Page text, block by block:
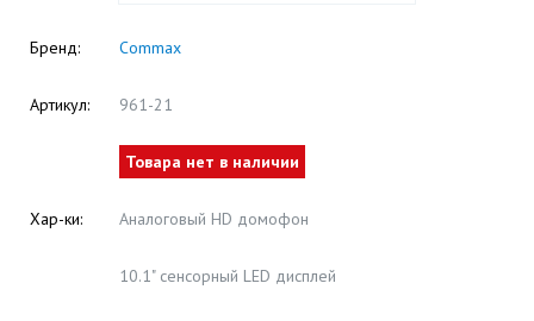
Бренд: Commax
Артикул: 961-21
Товара нет в наличии
Хар-ки: Аналоговый HD домофон
10.1" сенсорный LED дисплей